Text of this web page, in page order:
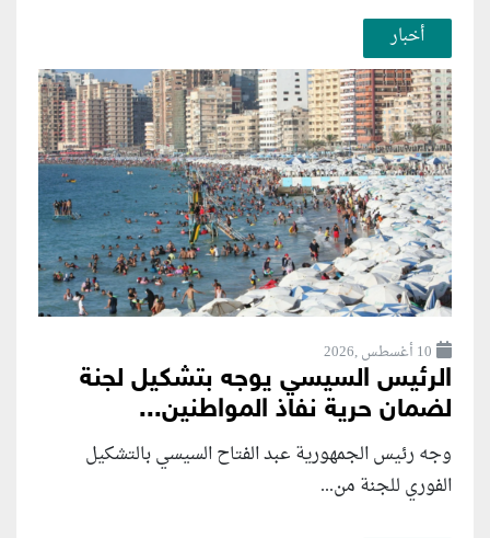
أخبار
10 أغسطس ,2026
الرئيس السيسي يوجه بتشكيل لجنة
لضمان حرية نفاذ المواطنين...
وجه رئيس الجمهورية عبد الفتاح السيسي بالتشكيل
الفوري للجنة من...